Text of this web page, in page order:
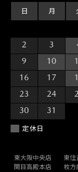
日 月
2
3
9
10
16
17
23
24
30
31
定休日
東大阪中央店 東住
関目高殿本店
枚方